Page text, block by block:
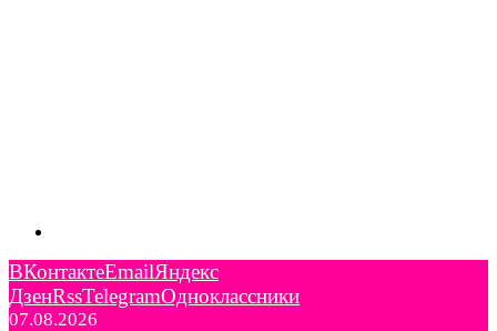
ВКонтактеEmailЯндекс
ДзенRssTelegramОдноклассники
07.08.2026